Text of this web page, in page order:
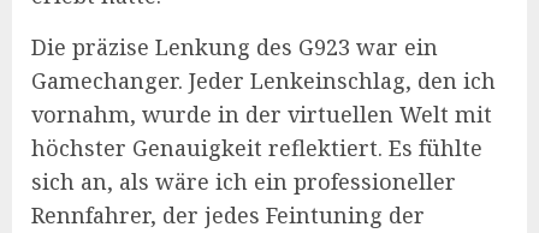
Die präzise Lenkung des G923 war ein
Gamechanger. Jeder Lenkeinschlag, den ich
vornahm, wurde in der virtuellen Welt mit
höchster Genauigkeit reflektiert. Es fühlte
sich an, als wäre ich ein professioneller
Rennfahrer, der jedes Feintuning der